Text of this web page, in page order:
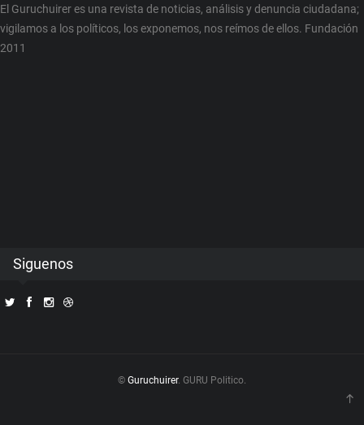
El Guruchuirer es una revista de noticias, análisis y denuncia ciudadana;
vigilamos a los políticos, los exponemos, nos reímos de ellos. Fundación
2011
Siguenos
© Guruchuirer. GURU Politico.